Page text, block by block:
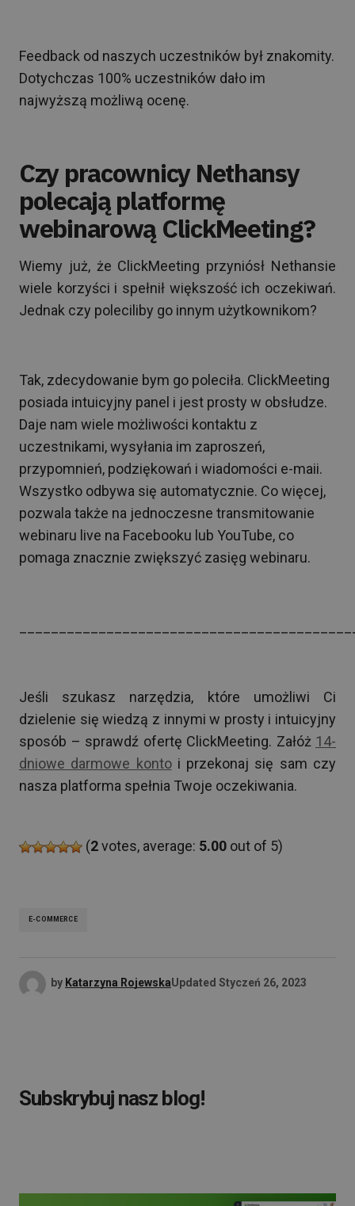
Feedback od naszych uczestników był znakomity.
Dotychczas 100% uczestników dało im
najwyższą możliwą ocenę.
Czy pracownicy Nethansy
polecają platformę
webinarową ClickMeeting?
Wiemy już, że ClickMeeting przyniósł Nethansie
wiele korzyści i spełnił większość ich oczekiwań.
Jednak czy poleciliby go innym użytkownikom?
Tak, zdecydowanie bym go poleciła. ClickMeeting
posiada intuicyjny panel i jest prosty w obsłudze.
Daje nam wiele możliwości kontaktu z
uczestnikami, wysyłania im zaproszeń,
przypomnień, podziękowań i wiadomości e-maii.
Wszystko odbywa się automatycznie. Co więcej,
pozwala także na jednoczesne transmitowanie
webinaru live na Facebooku lub YouTube, co
pomaga znacznie zwiększyć zasięg webinaru.
Jeśli szukasz narzędzia, które umożliwi Ci
dzielenie się wiedzą z innymi w prosty i intuicyjny
sposób – sprawdź ofertę ClickMeeting. Załóż 14-
dniowe darmowe kontoi przekonaj się sam czy
nasza platforma spełnia Twoje oczekiwania.
(2votes, average: 5.00 out of 5)
E-COMMERCE
by Katarzyna RojewskaUpdated Styczeń 26, 2023
Subskrybuj nasz blog!